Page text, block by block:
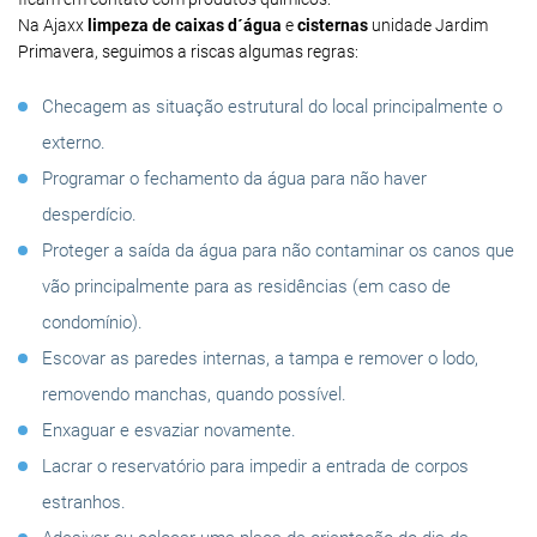
Na Ajaxx limpeza de caixas d´água ecisternas unidade Jardim
Primavera, seguimos a riscas algumas regras:
Checagem as situação estrutural do local principalmente o
externo.
Programar o fechamento da água para não haver
desperdício.
Proteger a saída da água para não contaminar os canos que
vão principalmente para as residências (em caso de
condomínio).
Escovar as paredes internas, a tampa e remover o lodo,
removendo manchas, quando possível.
Enxaguar e esvaziar novamente.
Lacrar o reservatório para impedir a entrada de corpos
estranhos.